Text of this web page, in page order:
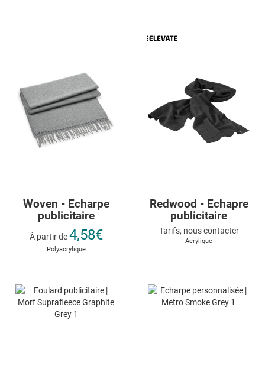
Woven - Echarpe
publicitaire
À partir de4,58€
Polyacrylique
Redwood - Echapre
publicitaire
Tarifs, nous contacter
Acrylique